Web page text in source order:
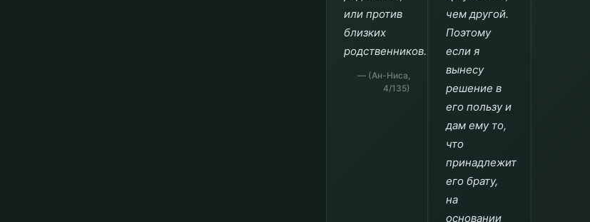
или против
близких
родственников…"
— (Ан-Ниса,
4/135)
чем другой.
Поэтому
если я
вынесу
решение в
его пользу и
дам ему то,
что
принадлежит
его брату,
на
основании